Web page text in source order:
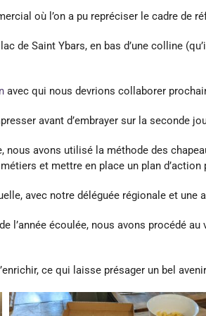
où l’on a pu repréciser le cadre de
de Saint Ybars, en bas d’une colline
avec qui nous devrions collaborer
avant d’embrayer sur la seconde
avons utilisé la méthode des
et mettre en place un plan
avec notre déléguée régionale et
l’année écoulée, nous avons procédé
ce qui laisse présager un bel